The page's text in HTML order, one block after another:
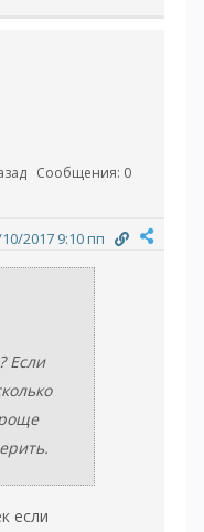
Сообщения: 0
2017 9:10 пп
Если
если